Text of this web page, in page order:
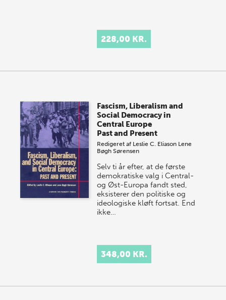
228,00 KR.
Fascism, Liberalism and
Social Democracy in
Central Europe
Past and Present
Redigeret af Leslie C. Eliason Lene
Bøgh Sørensen
Selv ti år efter, at de første
demokratiske valg i Central-
og Øst-Europa fandt sted,
eksisterer den politiske og
ideologiske kløft fortsat. End
ikke…
348,00 KR.